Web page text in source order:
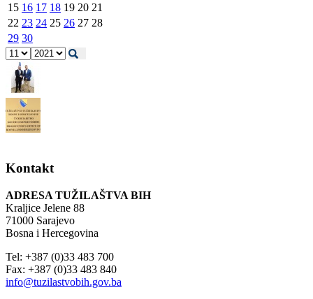
15 16 17 18 19 20 21
22 23 24 25 26 27 28
29 30
Kontakt
ADRESA TUŽILAŠTVA BIH
Kraljice Jelene 88
71000 Sarajevo
Bosna i Hercegovina
Tel: +387 (0)33 483 700
Fax: +387 (0)33 483 840
info@tuzilastvobih.gov.ba